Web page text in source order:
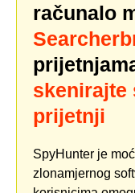
računalo
skenirajte
prijetnji
SpyHunter je
zlonamjernog